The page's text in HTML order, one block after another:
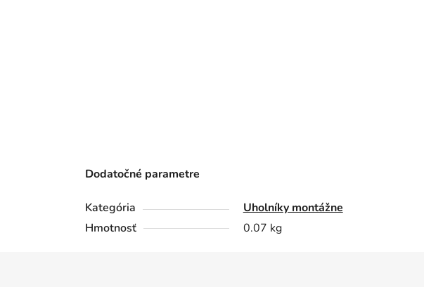
Dodatočné parametre
Kategória
Uholníky montážne
Hmotnosť
0.07 kg